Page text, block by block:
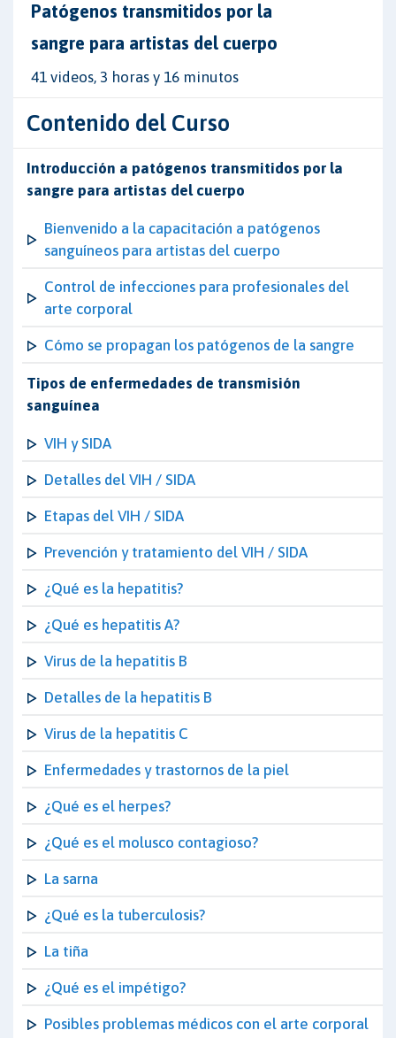
Patógenos transmitidos por la
sangre para artistas del cuerpo
41 videos, 3 horas y 16 minutos
Contenido del Curso
Introducción a patógenos transmitidos por la
sangre para artistas del cuerpo
Bienvenido a la capacitación a patógenos
sanguíneos para artistas del cuerpo
Control de infecciones para profesionales del
arte corporal
Cómo se propagan los patógenos de la sangre
Tipos de enfermedades de transmisión
sanguínea
VIH y SIDA
Detalles del VIH / SIDA
Etapas del VIH / SIDA
Prevención y tratamiento del VIH / SIDA
¿Qué es la hepatitis?
¿Qué es hepatitis A?
Virus de la hepatitis B
Detalles de la hepatitis B
Virus de la hepatitis C
Enfermedades y trastornos de la piel
¿Qué es el herpes?
¿Qué es el molusco contagioso?
La sarna
¿Qué es la tuberculosis?
La tiña
¿Qué es el impétigo?
Posibles problemas médicos con el arte corporal